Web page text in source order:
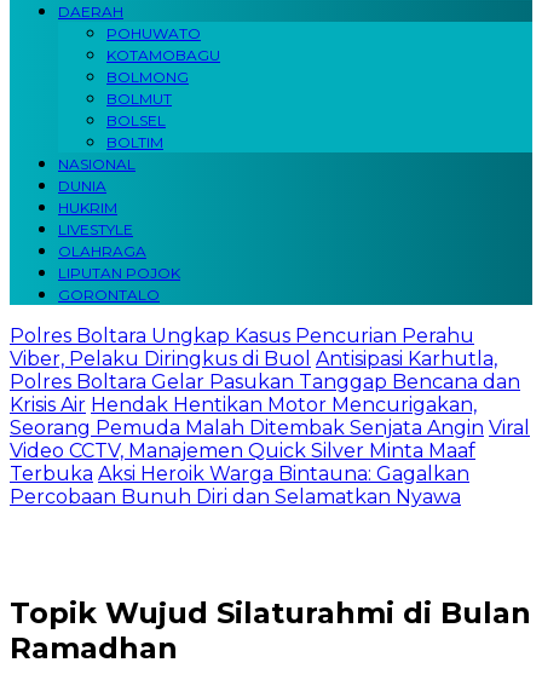
DAERAH
POHUWATO
KOTAMOBAGU
BOLMONG
BOLMUT
BOLSEL
BOLTIM
NASIONAL
DUNIA
HUKRIM
LIVESTYLE
OLAHRAGA
LIPUTAN POJOK
GORONTALO
Polres Boltara Ungkap Kasus Pencurian Perahu
Viber, Pelaku Diringkus di Buol Antisipasi Karhutla,
Polres Boltara Gelar Pasukan Tanggap Bencana dan
Krisis Air Hendak Hentikan Motor Mencurigakan,
Seorang Pemuda Malah Ditembak Senjata Angin Viral
Video CCTV, Manajemen Quick Silver Minta Maaf
Terbuka Aksi Heroik Warga Bintauna: Gagalkan
Percobaan Bunuh Diri dan Selamatkan Nyawa
Topik Wujud Silaturahmi di Bulan
Ramadhan